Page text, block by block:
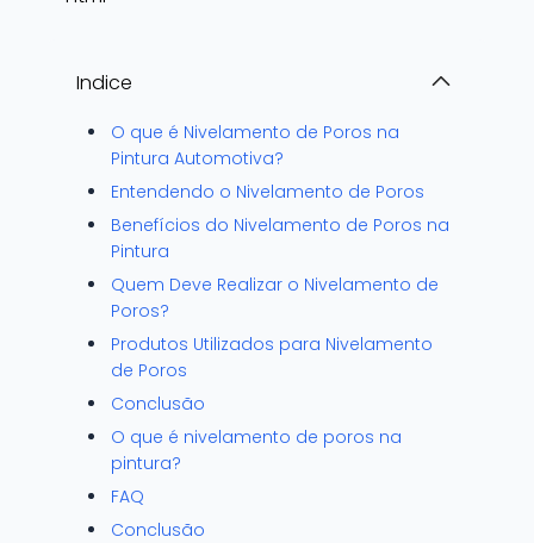
Indice
O que é Nivelamento de Poros na
Pintura Automotiva?
Entendendo o Nivelamento de Poros
Benefícios do Nivelamento de Poros na
Pintura
Quem Deve Realizar o Nivelamento de
Poros?
Produtos Utilizados para Nivelamento
de Poros
Conclusão
O que é nivelamento de poros na
pintura?
FAQ
Conclusão